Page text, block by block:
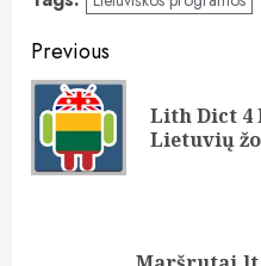
Post
navigation
Previous
Lith Dict 4
Lietuvių